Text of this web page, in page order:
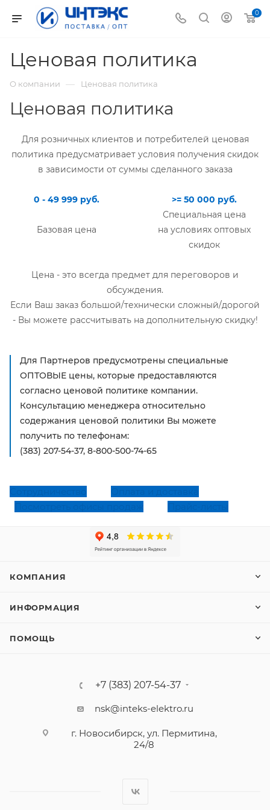
0
Ценовая политика
О компании — Ценовая политика
Ценовая политика
Для розничных клиентов и потребителей ценовая
политика предусматривает условия получения скидок
в зависимости от суммы сделанного заказа
0 - 49 999 руб. >= 50 000 руб.
Базовая цена
Специальная цена
на условиях оптовых
скидок
Цена - это всегда предмет для переговоров и
обсуждения.
Если Ваш заказ большой/технически сложный/дорогой
- Вы можете рассчитывать на дополнительную скидку!
Для Партнеров предусмотрены специальные
ОПТОВЫЕ цены, которые предоставляются
согласно ценовой политике компании.
Консультацию менеджера относительно
содержания ценовой политики Вы можете
получить по телефонам:
(383) 207-54-37, 8-800-500-74-65
КОМПАНИЯ
ИНФОРМАЦИЯ
ПОМОЩЬ
+7 (383) 207-54-37
nsk@inteks-elektro.ru
г. Новосибирск, ул. Пермитина,
24/8